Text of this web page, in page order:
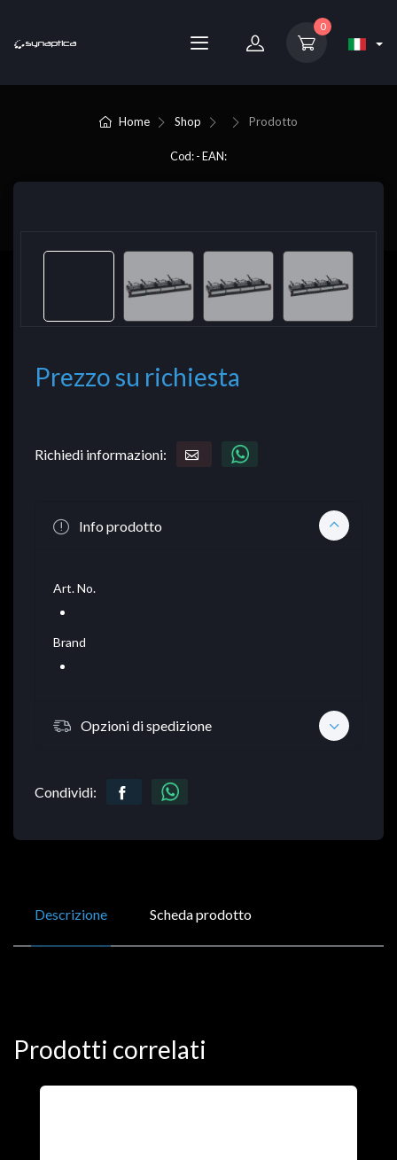
0
Home Shop Prodotto
Cod: - EAN:
Prezzo su richiesta
Richiedi informazioni:
Info prodotto
Art. No.
Brand
Opzioni di spedizione
Condividi:
Descrizione Scheda prodotto
Prodotti correlati